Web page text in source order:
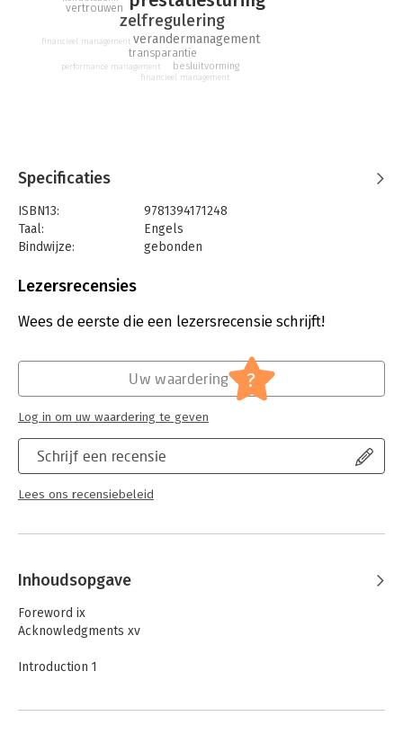
zelfregulering
verandermanagement
transparantie
vertrouwen
besluitvorming
financieel management
performance management
financieel management
Specificaties
ISBN13:
9781394171248
Taal:
Engels
Bindwijze:
gebonden
Uitgever:
Verschijningsdatum:
26-1-2023
Financieel management
Lezersrecensies
Wees de eerste die een lezersrecensie schrijft!
Schrijf een recensie
Lees ons recensiebeleid
Uw waardering ?
Log in om uw waardering te geven
Inhoudsopgave
Foreword ix
Acknowledgments xv
Introduction 1